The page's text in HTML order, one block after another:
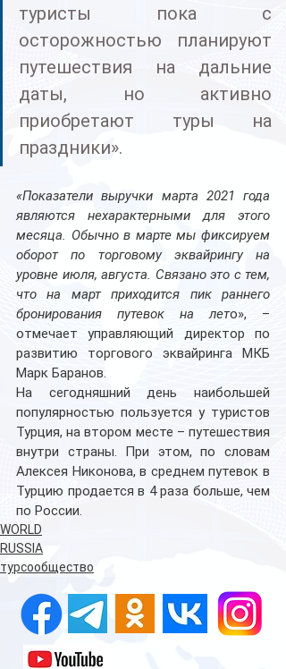
туристы пока с
осторожностью планируют
путешествия на дальние
даты, но активно
приобретают туры на
праздники».
«Показатели выручки марта 2021 года
являются нехарактерными для этого
месяца. Обычно в марте мы фиксируем
оборот по торговому эквайрингу на
уровне июля, августа. Связано это с тем,
что на март приходится пик раннего
бронирования путевок на лето», –
отмечает управляющий директор по
развитию торгового эквайринга МКБ
Марк Баранов.
На сегодняшний день наибольшей
популярностью пользуется у туристов
Турция, на втором месте – путешествия
внутри страны. При этом, по словам
Алексея Никонова, в среднем путевок в
Турцию продается в 4 раза больше, чем
по России.
WORLD
RUSSIA
турсообщество